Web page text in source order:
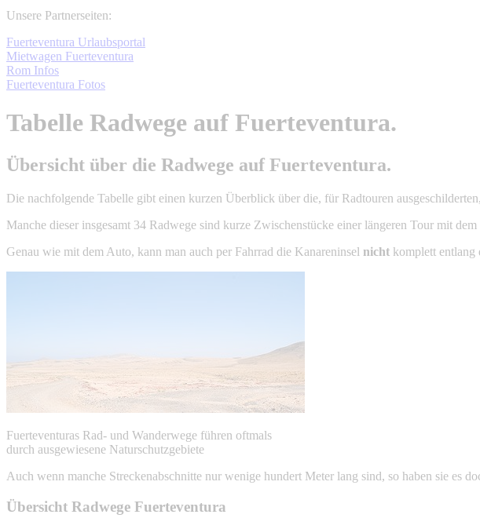
Unsere Partnerseiten:
Fuerteventura Urlaubsportal
Mietwagen Fuerteventura
Rom Infos
Fuerteventura Fotos
Tabelle Radwege auf Fuerteventura.
Übersicht über die Radwege auf Fuerteventura.
Die nachfolgende Tabelle gibt einen kurzen Überblick über die, für Radtouren ausgeschilderten,
Manche dieser insgesamt 34 Radwege sind kurze Zwischenstücke einer längeren Tour mit
Genau wie mit dem Auto, kann man auch per Fahrrad die Kanareninsel nicht komplett entlang
Fuerteventuras Rad- und Wanderwege führen oftmals
durch ausgewiesene Naturschutzgebiete
Auch wenn manche Streckenabschnitte nur wenige hundert Meter lang sind, so haben sie es
Übersicht Radwege Fuerteventura